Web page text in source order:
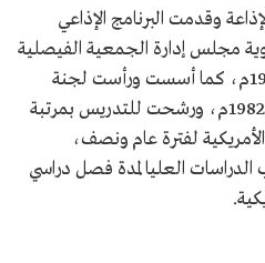
وقدمت البرنامج الإذاعي
مجلس إدارة الجمعية الفيصلية
الخيرية النسوية عام 1399هـ/1979م، كما أسست ورأست لجنة
الدراسات والأبحاث عام 1403هـ/1982م، ورشحت للتدريس بمرتبة
لفترة عام ونصف،
العليا لمدة فصل دراسي